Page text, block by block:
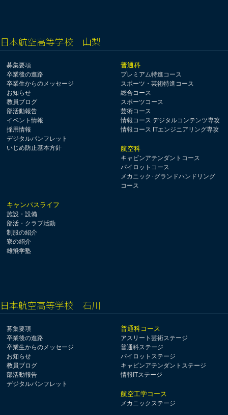
日本航空高等学校 山梨
募集要項
卒業後の進路
卒業生からのメッセージ
お知らせ
教員ブログ
部活動報告
イベント情報
採用情報
デジタルパンフレット
いじめ防止基本方針
普通科
プレミアム特進コース
スポーツ・芸術特進コース
総合コース
スポーツコース
芸術コース
情報コース デジタルコンテンツ専攻
情報コース ITエンジニアリング専攻
航空科
キャビンアテンダントコース
パイロットコース
メカニック･グランドハンドリング
コース
キャンパスライフ
施設・設備
部活・クラブ活動
制服の紹介
寮の紹介
雄飛学塾
日本航空高等学校 石川
募集要項
卒業後の進路
卒業生からのメッセージ
お知らせ
教員ブログ
部活動報告
デジタルパンフレット
普通科コース
アスリート芸術ステージ
普通科ステージ
パイロットステージ
キャビンアテンダントステージ
情報ITステージ
航空工学コース
メカニックステージ